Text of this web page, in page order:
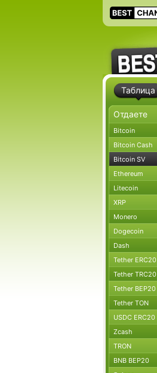
Таблица
Bitcoin
Bitcoin Cash
Bitcoin SV
Ethereum
Litecoin
XRP
Monero
Dogecoin
Dash
Tether ERC20
Tether TRC20
Tether BEP20
Tether TON
USDC ERC20
Zcash
TRON
BNB BEP20